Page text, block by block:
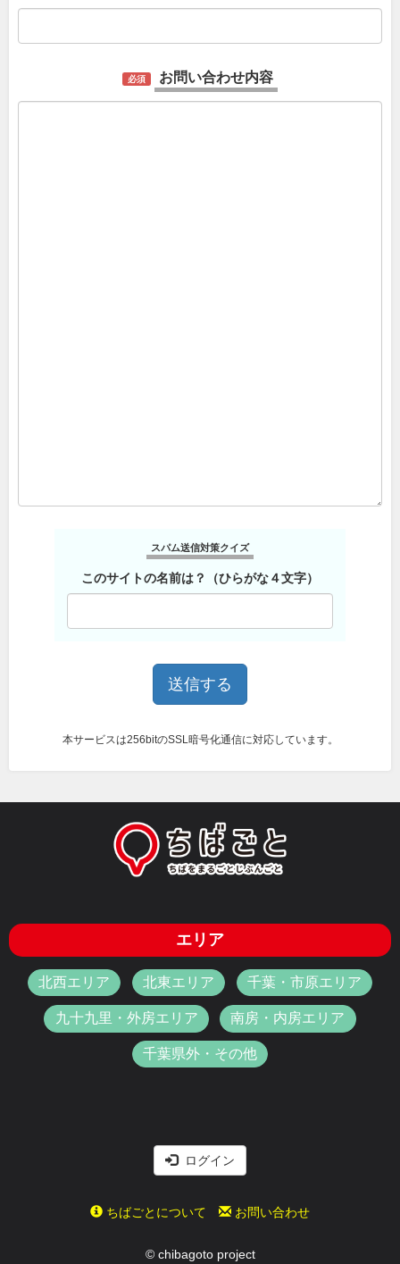
必須 お問い合わせ内容
スパム送信対策クイズ
このサイトの名前は？（ひらがな４文字）
本サービスは256bitのSSL暗号化通信に対応しています。
エリア
北西エリア 北東エリア 千葉・市原エリア
九十九里・外房エリア 南房・内房エリア
千葉県外・その他
ログイン
ちばごとについて お問い合わせ
© chibagoto project